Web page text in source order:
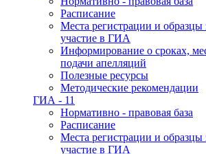
Расписание
Места регистрации и образцы
участие в ГИА
Информирование о сроках,
подачи апелляций
Полезные ресурсы
Методические рекомендации
ГИА - 11
Нормативно - правовая база
Расписание
Места регистрации и образцы
участие в ГИА